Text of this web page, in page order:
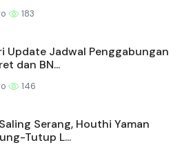
183
Update Jadwal Penggabungan
dan BN...
146
Serang, Houthi Yaman
Tutup L...